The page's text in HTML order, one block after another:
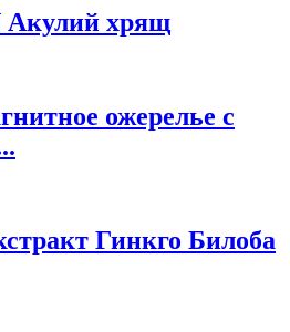
Акулий хрящ
ожерелье с
Гинкго Билоба